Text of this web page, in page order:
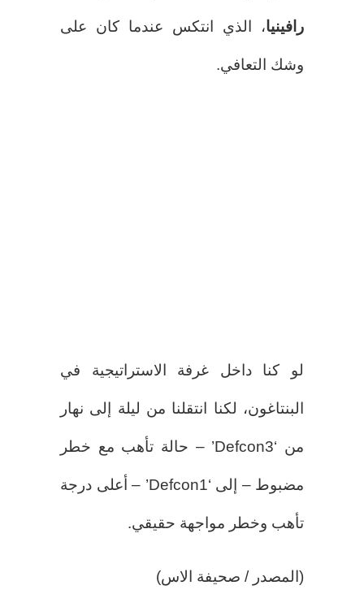
رافينيا، الذي انتكس عندما كان على
وشك التعافي.
لو كنا داخل غرفة الاستراتيجية في
البنتاغون، لكنا انتقلنا من ليلة إلى نهار
من ‘Defcon3’ – حالة تأهب مع خطر
مضبوط – إلى ‘Defcon1’ – أعلى درجة
تأهب وخطر مواجهة حقيقي.
(المصدر / صحيفة الاس)